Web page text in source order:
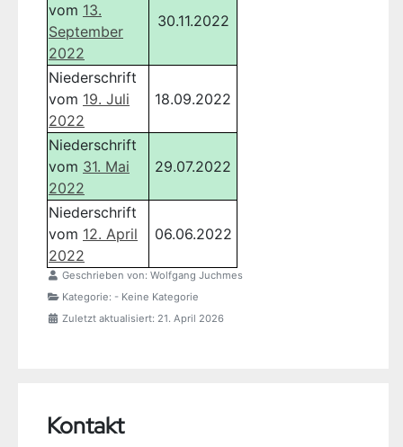
vom 13.
September
2022
30.11.2022
Niederschrift
vom 19. Juli
2022
18.09.2022
Niederschrift
vom 31. Mai
2022
29.07.2022
Niederschrift
vom 12. April
2022
06.06.2022
Geschrieben von: Wolfgang Juchmes
Kategorie: - Keine Kategorie
Zuletzt aktualisiert: 21. April 2026
Kontakt